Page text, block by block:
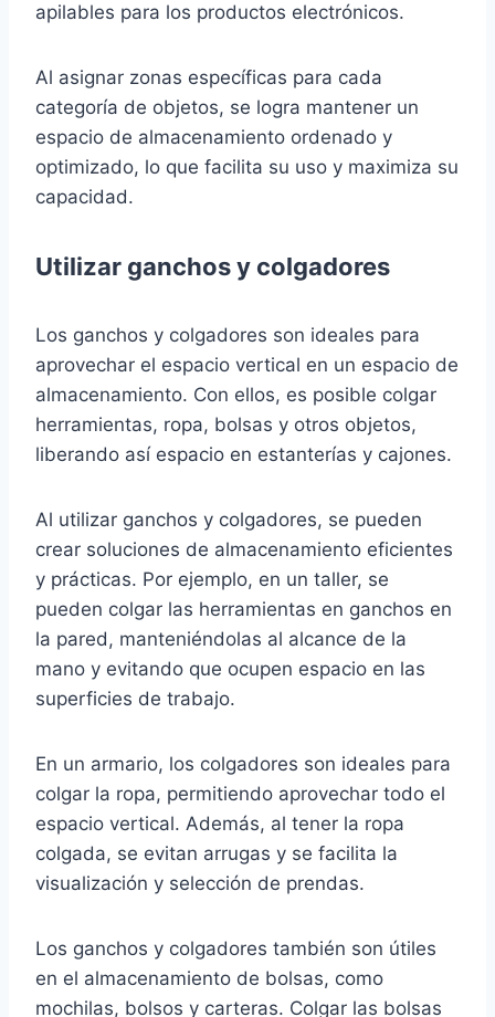
apilables para los productos electrónicos.
Al asignar zonas específicas para cada
categoría de objetos, se logra mantener un
espacio de almacenamiento ordenado y
optimizado, lo que facilita su uso y maximiza su
capacidad.
Utilizar ganchos y colgadores
Los ganchos y colgadores son ideales para
aprovechar el espacio vertical en un espacio de
almacenamiento. Con ellos, es posible colgar
herramientas, ropa, bolsas y otros objetos,
liberando así espacio en estanterías y cajones.
Al utilizar ganchos y colgadores, se pueden
crear soluciones de almacenamiento eficientes
y prácticas. Por ejemplo, en un taller, se
pueden colgar las herramientas en ganchos en
la pared, manteniéndolas al alcance de la
mano y evitando que ocupen espacio en las
superficies de trabajo.
En un armario, los colgadores son ideales para
colgar la ropa, permitiendo aprovechar todo el
espacio vertical. Además, al tener la ropa
colgada, se evitan arrugas y se facilita la
visualización y selección de prendas.
Los ganchos y colgadores también son útiles
en el almacenamiento de bolsas, como
mochilas, bolsos y carteras. Colgar las bolsas